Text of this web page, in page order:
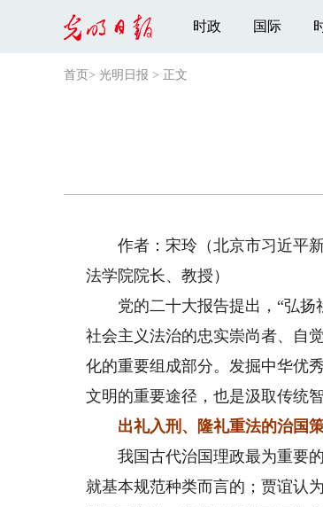
时政 国际
首页 > 光明日报 > 正文
作者：宋玲（北京市习近平新
法学院院长、教授）
党的二十大报告提出，“弘扬
社会主义法治的忠实崇尚者、自
化的重要组成部分。发掘中华优
文明的重要途径，也是汲取传统
出礼入刑、隆礼重法的治国
我国古代治国理政最为重要的
就基本规范种类而言的；贾谊认